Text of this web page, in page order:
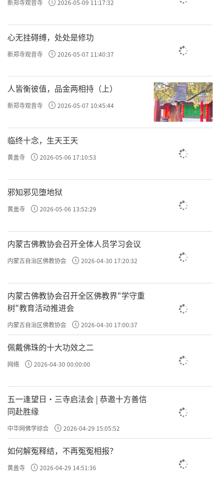
以《瑜伽师地论》为本，其主要理论为三性
说，即遍计所执性、依他起性、圆成实性。凡
（事物），并虚妄地分别执着，是“遍计所执
性”；万法皆无自性，不能单独生起，须依靠
众缘和合，才能形成，是“依他起性”；在依
他起性的基础上，远离遍计所执性的谬误，断
除对一切现象的虚妄分别，获得对事物本质的
真实认识，体证真如是圆满、成就、真实的，
是“圆成实性”。
唯识宗祖庭是长安大慈恩寺、兴教寺。唯
识宗的思想精髓是万法唯识和转染成净。
万法唯识
大乘佛教的“一切皆心造”思想，在唯识
个观点，常人往往会提出责难：“既然一切由
识变现，那么你倒变出一个东西出来给我看
看？”这是没有理解佛教基本原理而产生的疑
问。佛教认为，各人业力不同，果报不同，所
生存的环境也不同。依报随着正报转，正是每
间。那么业力到底从什么地方而来？业力是深
深植根于心识之中，是由我们的心识决定的。
一个人的修行是否成功，关键就在阿赖耶识这
个“种子”上。善的“种子”就可以修得善
果，恶的“种子”就必然招致恶果。要修成罗
汉，就得有罗汉的“种子”；要修成菩萨，就
新郑寺观音寺 2026-05-09 11:17:32
心无挂碍缚，处处是修功
新郑寺观音寺 2026-05-07 11:40:37
人皆衡彼值，品金两相持（上）
新郑寺观音寺 2026-05-07 10:45:44
临终十念，生天王天
黄盖寺 2026-05-06 17:10:53
邪知邪见堕地狱
黄盖寺 2026-05-06 13:52:29
内蒙古佛教协会召开全体人员学习会议
内蒙古自治区佛教协会 2026-04-30 17:20:32
内蒙古佛教协会召开全区佛教界"学守重
树"教育活动推进会
内蒙古自治区佛教协会 2026-04-30 17:00:37
佩戴佛珠的十大功效之二
网络 2026-04-30 00:00:00
五一逢望日・三寺启法会 | 恭邀十方善信
同赴胜缘
中华网佛学综合 2026-04-29 15:05:52
如何解冤释结，不再冤冤相报？
黄盖寺 2026-04-29 14:51:36